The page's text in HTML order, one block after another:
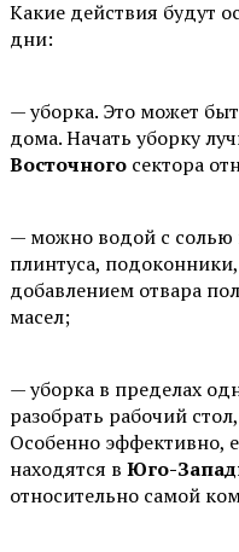
Какие действия будут
дни:
— уборка. Это может
дома. Начать уборку
Восточного сектора
— можно водой с солью
плинтуса,
добавлением отвара
масел;
— уборка в пределах
разобрать рабочий
Особенно эффективно,
находятся в Юго-
относительно самой